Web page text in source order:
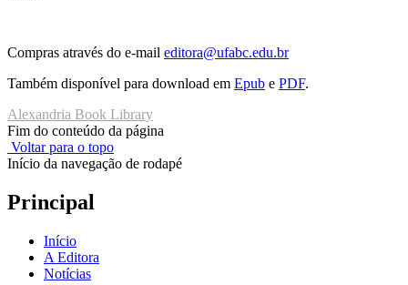
Compras através do e-mail editora@ufabc.edu.br
Também disponível para download em Epub e PDF.
Alexandria Book Library
Fim do conteúdo da página
Voltar para o topo
Início da navegação de rodapé
Principal
Início
A Editora
Notícias